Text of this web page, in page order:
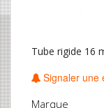
Tube rigide 16
Signaler une
Marque